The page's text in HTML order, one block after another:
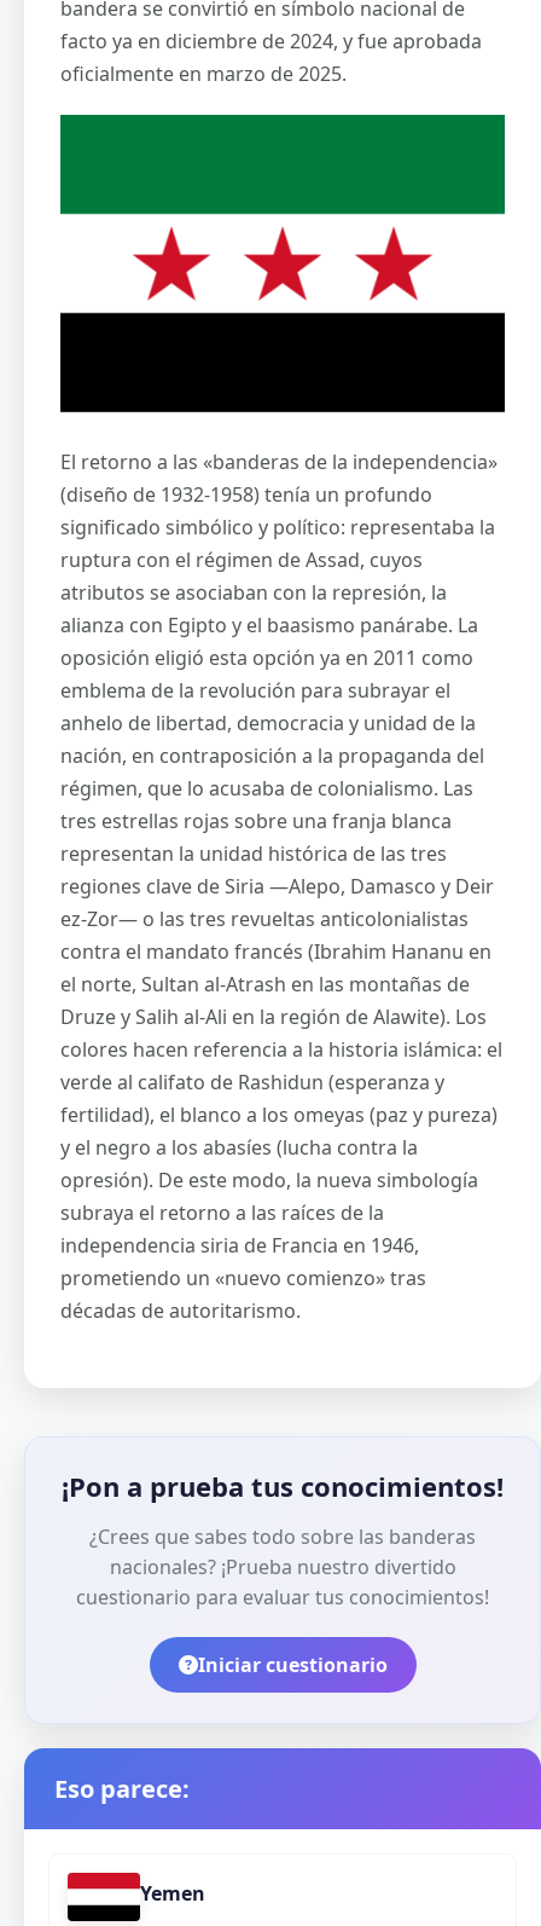
bandera se convirtió en símbolo nacional de
facto ya en diciembre de 2024, y fue aprobada
oficialmente en marzo de 2025.
El retorno a las «banderas de la independencia»
(diseño de 1932-1958) tenía un profundo
significado simbólico y político: representaba la
ruptura con el régimen de Assad, cuyos
atributos se asociaban con la represión, la
alianza con Egipto y el baasismo panárabe. La
oposición eligió esta opción ya en 2011 como
emblema de la revolución para subrayar el
anhelo de libertad, democracia y unidad de la
nación, en contraposición a la propaganda del
régimen, que lo acusaba de colonialismo. Las
tres estrellas rojas sobre una franja blanca
representan la unidad histórica de las tres
regiones clave de Siria —Alepo, Damasco y Deir
ez-Zor— o las tres revueltas anticolonialistas
contra el mandato francés (Ibrahim Hananu en
el norte, Sultan al-Atrash en las montañas de
Druze y Salih al-Ali en la región de Alawite). Los
colores hacen referencia a la historia islámica: el
verde al califato de Rashidun (esperanza y
fertilidad), el blanco a los omeyas (paz y pureza)
y el negro a los abasíes (lucha contra la
opresión). De este modo, la nueva simbología
subraya el retorno a las raíces de la
independencia siria de Francia en 1946,
prometiendo un «nuevo comienzo» tras
décadas de autoritarismo.
¡Pon a prueba tus conocimientos!
¿Crees que sabes todo sobre las banderas
nacionales? ¡Prueba nuestro divertido
cuestionario para evaluar tus conocimientos!
Iniciar cuestionario
Eso parece:
Yemen